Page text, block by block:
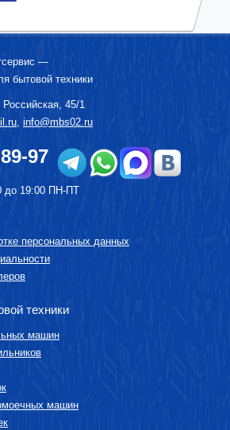
—
бытовой техники
Российская, 45/1
, info@mbs02.ru
97
до 19:00 ПН-ПТ
персональных данных
техники
машин
машин